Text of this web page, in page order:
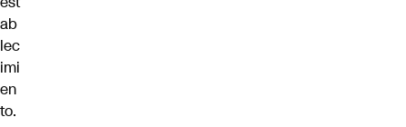
ab
lec
imi
en
to.